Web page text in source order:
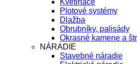
Kvetináče
Plotové systémy
Dlažba
Obrubníky, palisády
Okrasné kamene a
NÁRADIE
Stavebné náradie